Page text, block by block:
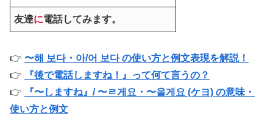
友達に電話してみます。
👉 〜해 보다・아/어 보다 の使い方と例文表現を解説！
👉
『後で電話しますね！』って何て言うの？
👉
『〜しますね』/ 〜ㄹ게요・〜을게요 (ケヨ) の意味・
使い方と例文